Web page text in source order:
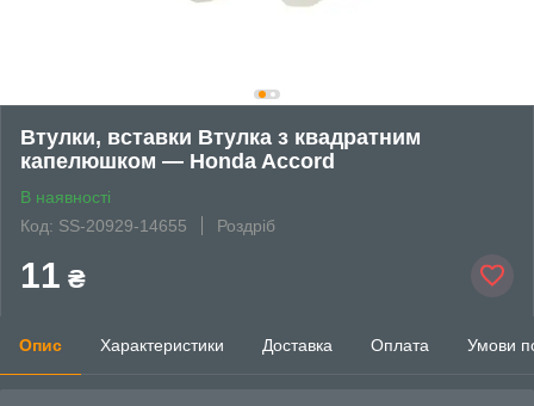
Втулки, вставки Втулка з квадратним
капелюшком — Honda Accord
В наявності
Код: SS-20929-14655
Роздріб
11 ₴
Опис Характеристики Доставка Оплата Умови